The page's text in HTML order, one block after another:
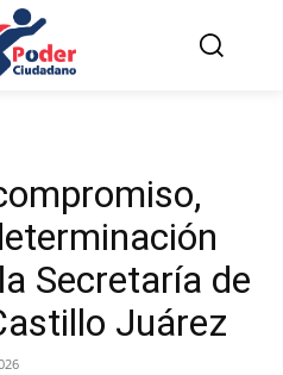
Secretaría de
Juárez